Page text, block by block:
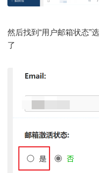
然后找到“用户邮箱状态”
了